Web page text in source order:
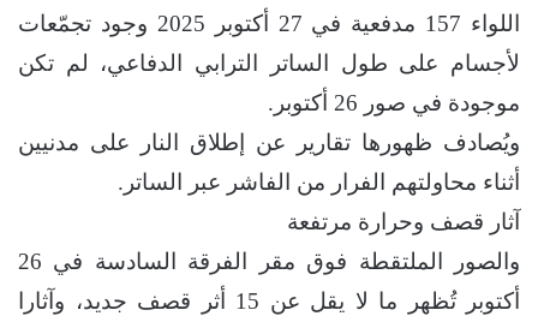
اللواء 157 مدفعية في 27 أكتوبر 2025 وجود تجمّعات
لأجسام على طول الساتر الترابي الدفاعي، لم تكن
موجودة في صور 26 أكتوبر.
ويُصادف ظهورها تقارير عن إطلاق النار على مدنيين
أثناء محاولتهم الفرار من الفاشر عبر الساتر.
آثار قصف وحرارة مرتفعة
والصور الملتقطة فوق مقر الفرقة السادسة في 26
أكتوبر تُظهر ما لا يقل عن 15 أثر قصف جديد، وآثارا